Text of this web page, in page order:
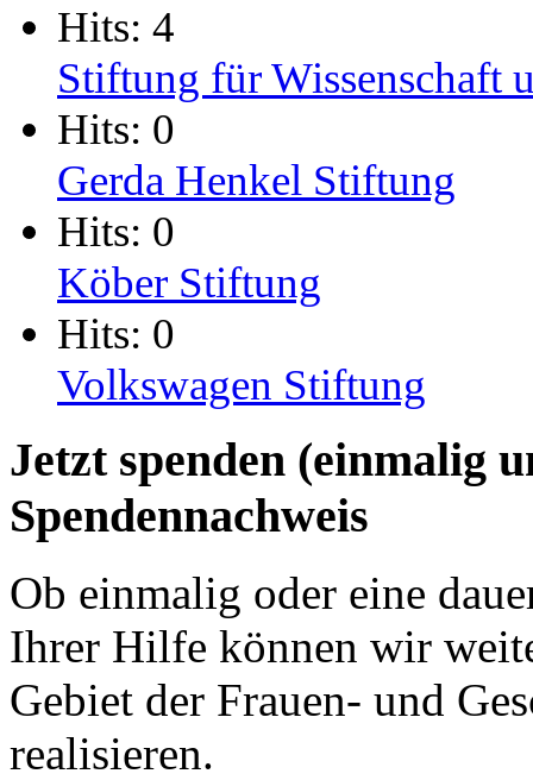
Hits: 4
Stiftung für Wissenschaft
Hits: 0
Gerda Henkel Stiftung
Hits: 0
Köber Stiftung
Hits: 0
Volkswagen Stiftung
Jetzt spenden (einmalig
Spendennachweis
Ob einmalig oder eine
Ihrer Hilfe können wir
Gebiet der Frauen- und
realisieren.